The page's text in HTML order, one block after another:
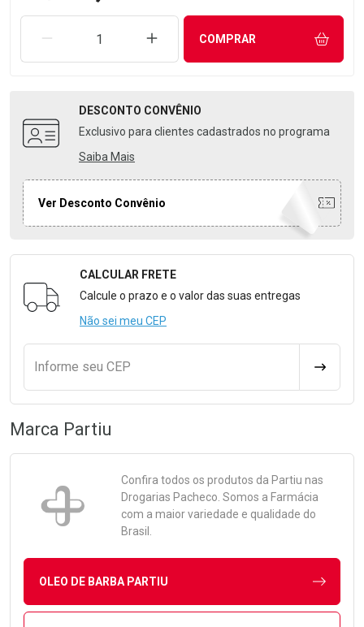
REMOVER UMA UNIDADEAUMENTAR UMA UNIDADE
COMPRAR
DESCONTO CONVÊNIO
Exclusivo para clientes cadastrados no programa
Saiba Mais
Ver Desconto Convênio
Formulário para Calcular o Frete
CALCULAR FRETE
Calcule o prazo e o valor das suas entregas
Não sei meu CEP
Informe seu CEP
Marca Partiu
Confira todos os produtos da Partiu nas
Drogarias Pacheco. Somos a Farmácia
com a maior variedade e qualidade do
Brasil.
OLEO DE BARBA PARTIU